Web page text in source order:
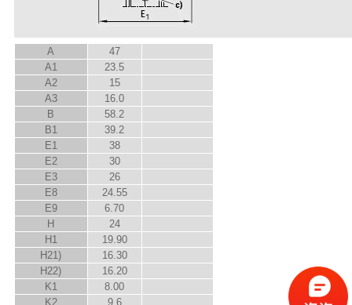
A
47
A1
23.5
A2
15
A3
16.0
B
58.2
B1
39.2
E1
38
E2
30
E3
26
E8
24.55
E9
6.70
H
24
H 1
19.90
H21)
16.30
H22)
16.20
K1
8.00
K2
9.6